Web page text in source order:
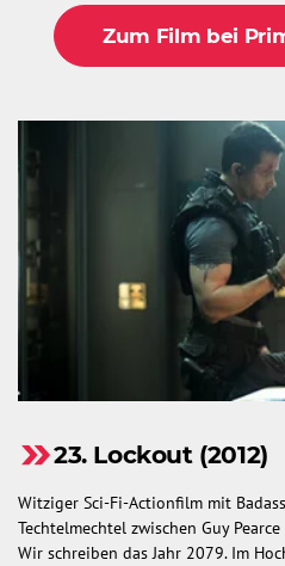
Zum Film bei
23. Lockout (2012)
Witziger Sci-Fi-Actionfilm mit
Techtelmechtel zwischen Guy
Wir schreiben das Jahr 2079. Im